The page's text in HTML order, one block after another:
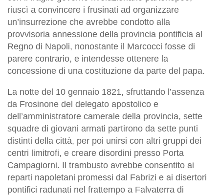
riuscì a convincere i frusinati ad organizzare
un’insurrezione che avrebbe condotto alla
provvisoria annessione della provincia pontificia al
Regno di Napoli, nonostante il Marcocci fosse di
parere contrario, e intendesse ottenere la
concessione di una costituzione da parte del papa.
La notte del 10 gennaio 1821, sfruttando l’assenza
da Frosinone del delegato apostolico e
dell’amministratore camerale della provincia, sette
squadre di giovani armati partirono da sette punti
distinti della città, per poi unirsi con altri gruppi dei
centri limitrofi, e creare disordini presso Porta
Campagiorni. Il trambusto avrebbe consentito ai
reparti napoletani promessi dal Fabrizi e ai disertori
pontifici radunati nel frattempo a Falvaterra di